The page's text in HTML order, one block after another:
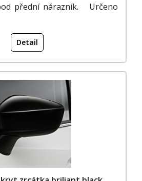
přední nárazník. Určeno
Detail